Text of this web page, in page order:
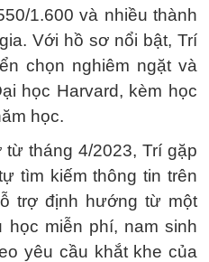
1.600 và nhiều thành
Với hồ sơ nổi bật, Trí
chọn nghiêm ngặt và
học Harvard, kèm học
học.
tháng 4/2023, Trí gặp
tìm kiếm thông tin trên
trợ định hướng từ một
miễn phí, nam sinh
yêu cầu khắt khe của